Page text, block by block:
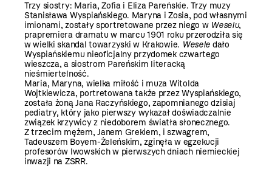
Trzy siostry: Maria, Zofia i Eliza Pareńskie. Trzy muzy
Stanisława Wyspiańskiego. Maryna i Zosia, pod własnymi
imionami, zostały sportretowane przez niego w Weselu,
prapremiera dramatu w marcu 1901 roku przerodziła się
w wielki skandal towarzyski w Krakowie. Wesele dało
Wyspiańskiemu nieoficjalny przydomek czwartego
wieszcza, a siostrom Pareńskim literacką
nieśmiertelność.
Maria, Maryna, wielka miłość i muza Witolda
Wojtkiewicza, portretowana także przez Wyspiańskiego,
została żoną Jana Raczyńskiego, zapomnianego dzisiaj
pediatry, który jako pierwszy wykazał doświadczalnie
związek krzywicy z niedoborem światła słonecznego.
Z trzecim mężem, Janem Grekiem, i szwagrem,
Tadeuszem Boyem-Żeleńskim, zginęła w egzekucji
profesorów lwowskich w pierwszych dniach niemieckiej
inwazji na ZSRR.